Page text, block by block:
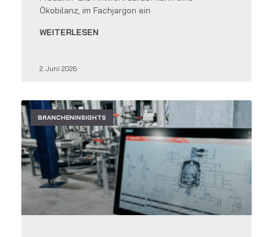
Ökobilanz, im Fachjargon ein
WEITERLESEN
2. Juni 2026
BRANCHENINSIGHTS